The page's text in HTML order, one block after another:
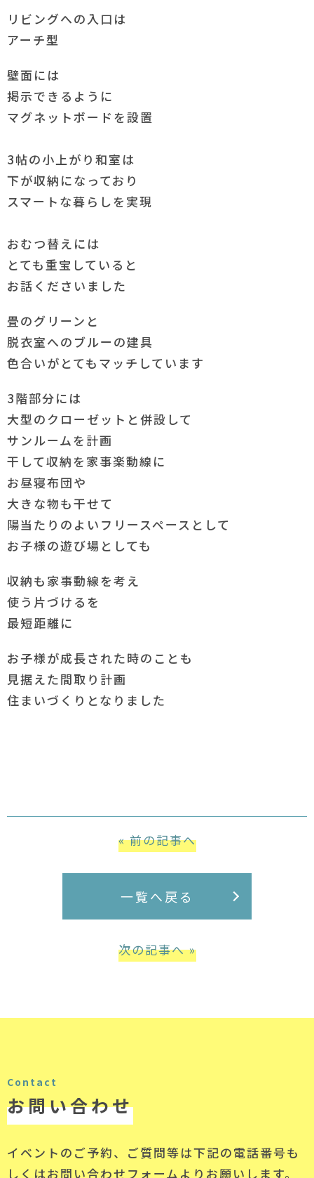
リビングへの入口は
アーチ型
壁面には
掲示できるように
マグネットボードを設置
3帖の小上がり和室は
下が収納になっており
スマートな暮らしを実現
おむつ替えには
とても重宝していると
お話くださいました
畳のグリーンと
脱衣室へのブルーの建具
色合いがとてもマッチしています
3階部分には
大型のクローゼットと併設して
サンルームを計画
干して収納を家事楽動線に
お昼寝布団や
大きな物も干せて
陽当たりのよいフリースペースとして
お子様の遊び場としても
収納も家事動線を考え
使う片づけるを
最短距離に
お子様が成長された時のことも
見据えた間取り計画
住まいづくりとなりました
« 前の記事へ
一覧へ戻る
次の記事へ »
Contact
お問い合わせ
イベントのご予約、ご質問等は下記の電話番号も
しくはお問い合わせフォームよりお願いします。